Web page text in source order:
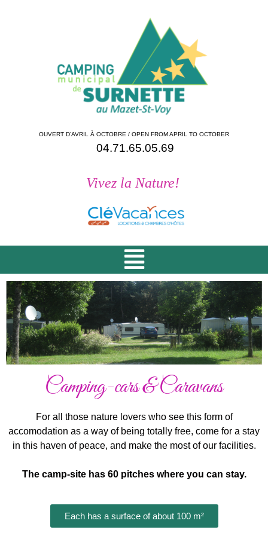
OUVERT D’AVRIL À OCTOBRE / OPEN FROM APRIL TO OCTOBER
04.71.65.05.69
Vivez la Nature!
Camping-cars & Caravans
For all those nature lovers who see this form of
accomodation as a way of being totally free, come for a stay
in this haven of peace, and make the most of our facilities.
The camp-site has 60 pitches where you can stay.
Each has a surface of about 100 m²